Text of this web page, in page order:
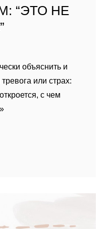
“ЭТО НЕ
объяснить и
или страх:
с чем